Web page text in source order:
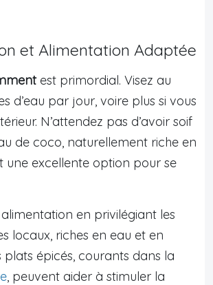
et Alimentation Adaptée
est primordial. Visez au
d’eau par jour, voire plus si vous
N’attendez pas d’avoir soif
de coco, naturellement riche en
une excellente option pour se
en privilégiant les
locaux, riches en eau et en
plats épicés, courants dans la
, peuvent aider à stimuler la